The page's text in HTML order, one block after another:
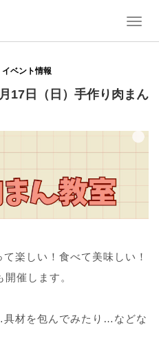
T
e
v
i
g
ベント情報
17日（日）手作り肉まん
楽しい！食べて美味しい！
催します。
材を包んでみたり…などな